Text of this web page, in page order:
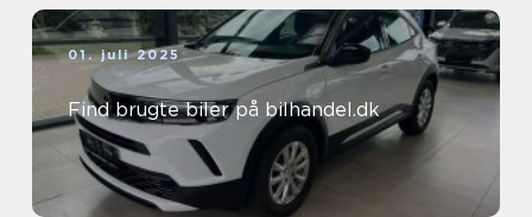
01. juli 2025
Find brugte biler på bilhandel.dk